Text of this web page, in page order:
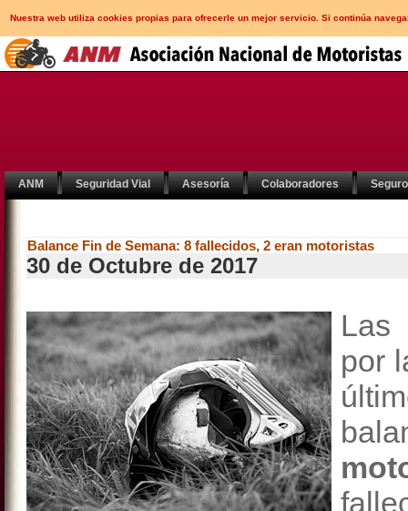
Nuestra web utiliza cookies propias para ofrecerle un mejor servicio. Si continúa
ANM Seguridad Vial Asesoría Colaboradores
Balance Fin de Semana: 8 fallecidos, 2 eran motoristas
30 de Octubre de 2017
Las
por